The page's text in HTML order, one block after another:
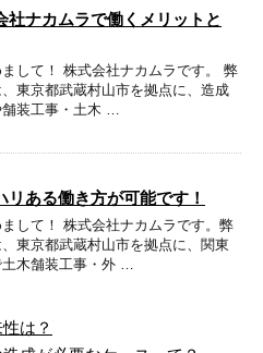
社ナカムラで働くメリットと
して！ 株式会社ナカムラです。 弊
東京都武蔵村山市を拠点に、造成
舗装工事・土木 …
リある働き方が可能です！
して！ 株式会社ナカムラです。弊
東京都武蔵村山市を拠点に、関東
土木舗装工事・外 …
は？